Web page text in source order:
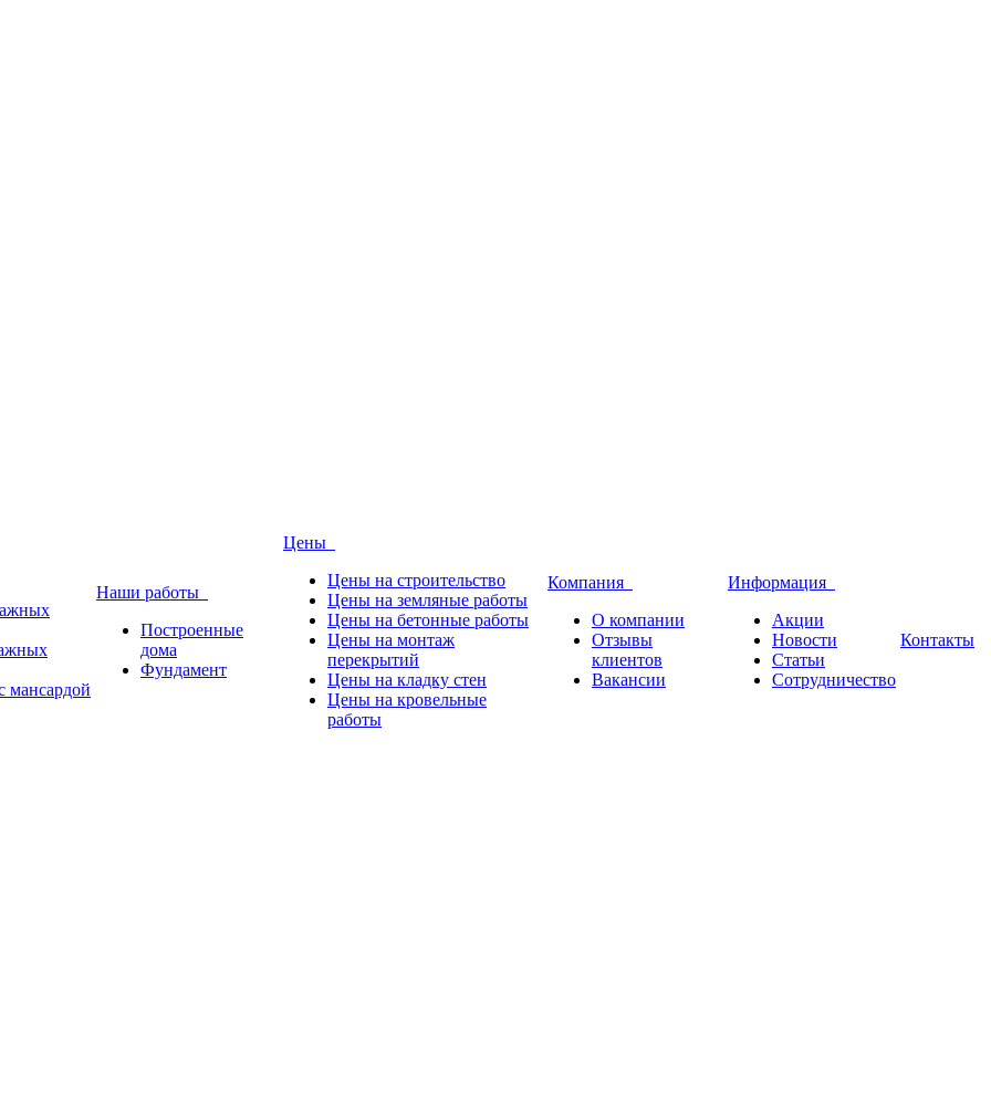
мансардой
Наши работы
Построенные
дома
Фундамент
Цены
Цены на строительство
Цены на земляные работы
Цены на бетонные работы
Цены на монтаж
перекрытий
Цены на кладку стен
Цены на кровельные
работы
Компания
О компании
Отзывы
клиентов
Вакансии
Информация
Акции
Новости
Статьи
Сотрудничество
Контакты